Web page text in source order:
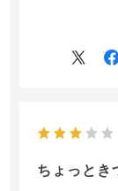
ホールド力が
ちょっとき